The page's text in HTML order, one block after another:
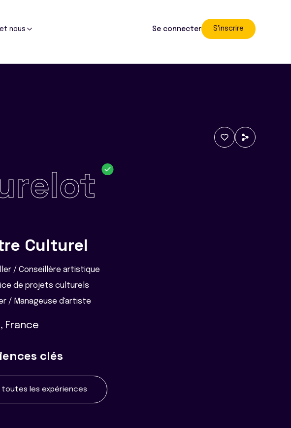
nous Se connecter S'inscrire
Culturel
/ Conseillère artistique
de projets culturels
/ Manageuse d'artiste
France
clés
toutes les expériences